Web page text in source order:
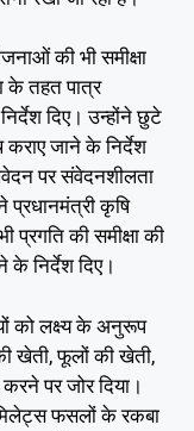
की भी समीक्षा
के तहत पात्र
दिए। उन्होंने छुटे
कराए जाने के निर्देश
पर संवेदनशीलता
प्रधानमंत्री कृषि
प्रगति की समीक्षा की
निर्देश दिए।
को लक्ष्य के अनुरूप
खेती, फूलों की खेती,
पर जोर दिया।
फसलों के रकबा